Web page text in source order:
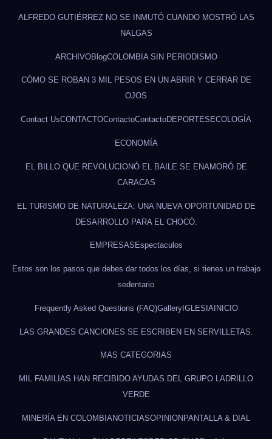
ALFREDO GUTIÉRREZ NO SE INMUTÓ CUANDO MOSTRÓ LAS
NALGAS
ARCHIVOBlogCOLOMBIA SIN PERIODISMO
CÓMO SE ROBAN 3 MIL PESOS EN UN ABRIR Y CERRAR DE
OJOS
Contact UsCONTACTOContactoContactoDEPORTES ECOLOGÍA
ECONOMÍA
EL BILLO QUE REVOLUCIONÓ EL BAILE SE ENAMORÓ DE
CARACAS
EL TURISMO DE NATURALEZA: UNA NUEVA OPORTUNIDAD DE
DESARROLLO PARA EL CHOCÓ.
EMPRESAS Espectaculos
Estos son los pasos que debes dar todos los días, si tienes un trabajo
sedentario
Frequently Asked Questions (FAQ)GalleryIGLESIA INICIO
LAS GRANDES CANCIONES SE ESCRIBEN EN SERVILLETAS.
MAS CATEGORIAS
MIL FAMILIAS HAN RECIBIDO AYUDAS DEL GRUPO LADRILLO
VERDE
MINERÍA EN COLOMBIANOTICIASOPINION PANTALLA & DIAL